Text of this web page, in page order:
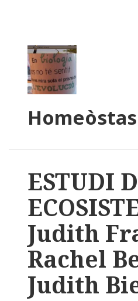
ESTUDI
Judith
Rachel
Judith